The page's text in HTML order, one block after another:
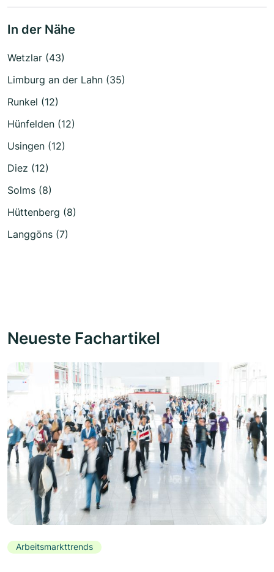
In der Nähe
Wetzlar (43)
Limburg an der Lahn (35)
Runkel (12)
Hünfelden (12)
Usingen (12)
Diez (12)
Solms (8)
Hüttenberg (8)
Langgöns (7)
Neueste Fachartikel
Arbeitsmarkttrends